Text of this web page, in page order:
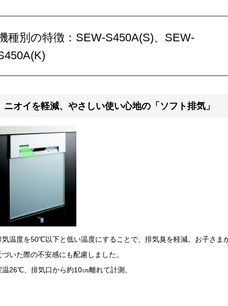
種別の特徴：SEW-S450A(S)、SEW-
ニオイを軽減、やさしい使い心地の「ソフト排気」
気温度を50℃以下と低い温度にすることで、排気臭を軽減。お子さま
づいた際の不安感にも配慮しました。
温26℃、排気口から約10㎝離れて計測。